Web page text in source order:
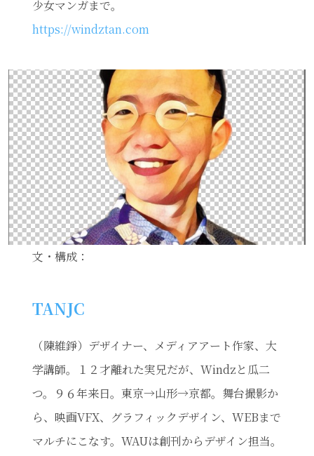
少女マンガまで。
https://windztan.com
文・構成：
TANJC
（陳維錚）デザイナー、メディアアート作家、大
学講師。１２才離れた実兄だが、Windzと瓜二
つ。９６年来日。東京→山形→京都。舞台撮影か
ら、映画VFX、グラフィックデザイン、WEBまで
マルチにこなす。WAUは創刊からデザイン担当。